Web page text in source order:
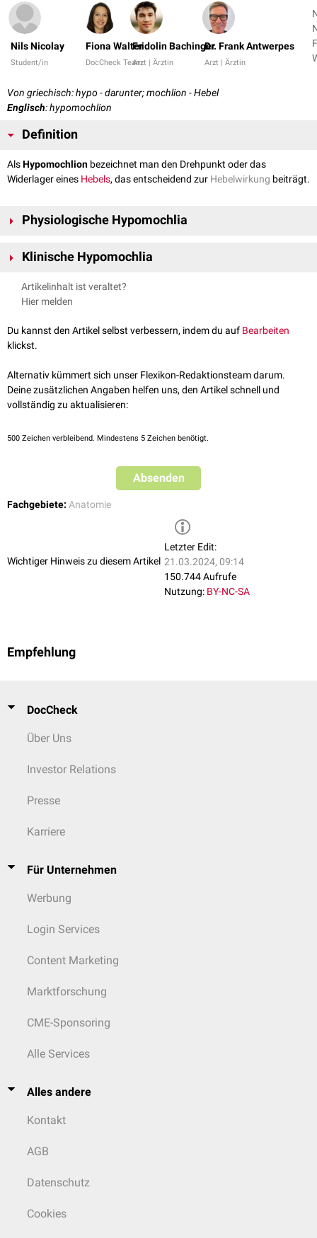
Nils Nicolay
Student/in
Fiona Walter
DocCheck Team
Fridolin Bachinger
Arzt | Ärztin
Dr. Frank Antwerpes
Arzt | Ärztin
Von griechisch: hypo - darunter; mochlion - Hebel
Englisch: hypomochlion
Definition
AlsHypomochlion bezeichnet man den Drehpunkt oder das
Widerlager eines Hebels, das entscheidend zur Hebelwirkung beiträgt.
Physiologische Hypomochlia
Hypomochlia, welche die Kraftentfaltung verschiedener
Knochenkanten, -vorsprünge oder -inzisuren sowie eine Reihe von
Sesambeinen (Ossa sesamoidea
Hypomochlia sind diePatellaoder dasOs pisiforme .
Klinische Hypomochlia
diagnostischen und
optimalen Durchführung von Handgriffen oder
beispielsweise bei:
derReposition
desKindesgegen die mütterlicheSymphysedrückt
Artikelinhalt ist veraltet?
Hier melden
Du kannst den Artikel selbst verbessern, indem du auf Bearbeiten
klickst.
Alternativ kümmert sich unser Flexikon-Redaktionsteam darum.
Deine zusätzlichen Angaben helfen uns, den Artikel schnell und
vollständig zu aktualisieren:
500 Zeichen verbleibend. Mindestens 5 Zeichen benötigt.
Absenden
Fachgebiete: Anatomie
Wichtiger Hinweis zu diesem Artikel
Letzter Edit:
21.03.2024, 09:14
150.744 Aufrufe
Nutzung: BY-NC-SA
Empfehlung
DocCheck
Über Uns
Investor Relations
Presse
Karriere
Für Unternehmen
Werbung
Login Services
Content Marketing
Marktforschung
CME-Sponsoring
Alle Services
Alles andere
Kontakt
AGB
Datenschutz
Cookies